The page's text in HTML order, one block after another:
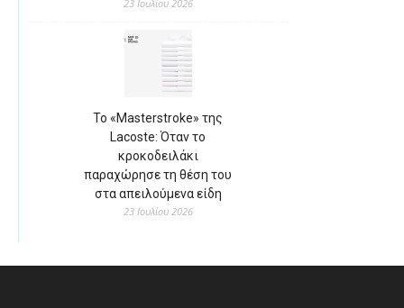
23 Ιουλίου 2026
Το «Masterstroke» της
Lacoste: Όταν το
κροκοδειλάκι
παραχώρησε τη θέση του
στα απειλούμενα είδη
23 Ιουλίου 2026